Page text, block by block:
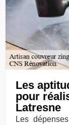
Les
pour
Latresne
Les